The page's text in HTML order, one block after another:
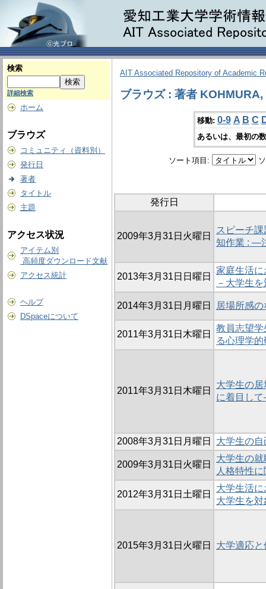
検索
詳細検索
ホーム
ブラウズ
コミュニティ（資料別）
発行日
著者
タイトル
主題
アクセス状況
アイテム別
高頻度ダウンロード文献
アクセス統計
ヘルプ
DSpaceについて
AIT Associated Repository of Academic
ブラウズ : 著者
移動: 0-9 A B C
あるいは、最初の
ソート項目:
発行日
2009年3月31日火曜日
スピーチ
知作業 : ―
2013年3月31日日曜日
家庭生活
－大学生
2014年3月31日月曜日 居場所感
2011年3月31日木曜日
教員志望
る心理学的
2011年3月31日木曜日
大学生の
に着目し
2008年3月31日月曜日 大学生の
2009年3月31日火曜日
大学生の
人格特性
2012年3月31日土曜日
大学生活
大学生を
2015年3月31日火曜日 大学適応